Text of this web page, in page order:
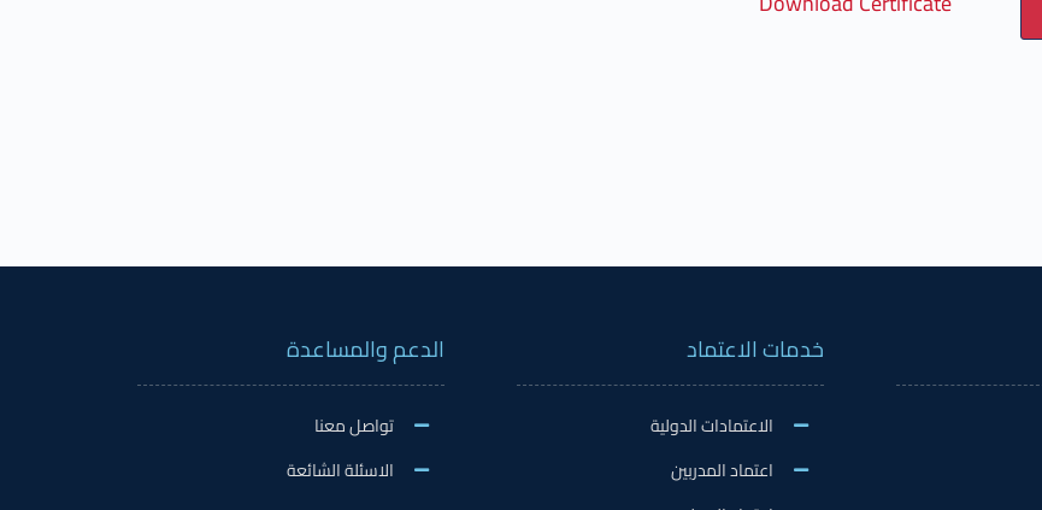
خدمات الاعتماد
الاعتمادات الدولية
اعتماد المدربين
الدعم والمساعدة
تواصل معنا
الاسئلة الشائعة